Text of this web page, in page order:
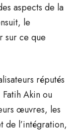
aspects de la
le
sur ce que
réputés
Akin ou
œuvres, les
de l’intégration,